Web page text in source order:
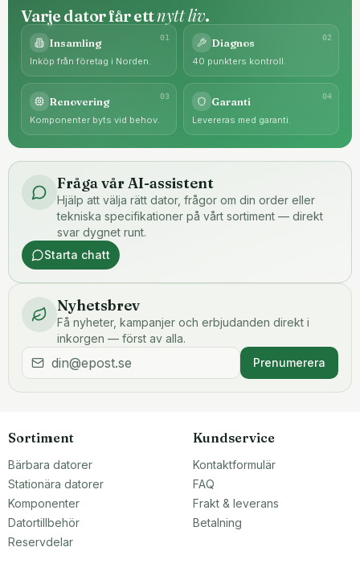
Varje dator får ettnytt liv.
01
Insamling
Inköp från företag i Norden.
02
Diagnos
40 punkters kontroll.
03
Renovering
Komponenter byts vid behov.
04
Garanti
Levereras med garanti.
Fråga vår AI-assistent
Hjälp att välja rätt dator, frågor om din order eller
tekniska specifikationer på vårt sortiment — direkt
svar dygnet runt.
Starta chatt
Nyhetsbrev
Få nyheter, kampanjer och erbjudanden direkt i
inkorgen — först av alla.
Prenumerera
Sortiment
Bärbara datorer
Stationära datorer
Komponenter
Datortillbehör
Reservdelar
Kundservice
Kontaktformulär
FAQ
Frakt & leverans
Betalning